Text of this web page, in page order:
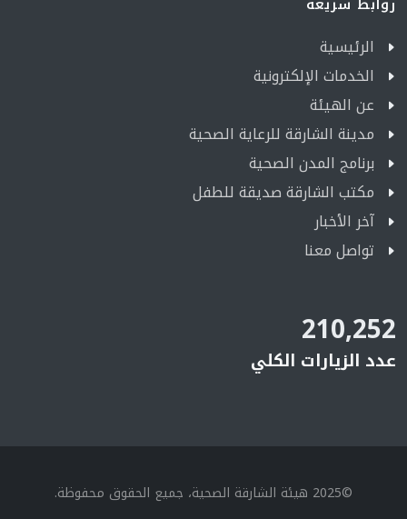
الرئيسية
الخدمات الإلكترونية
عن الهيئة
مدينة الشارقة للرعاية الصحية
برنامج المدن الصحية
مكتب الشارقة صديقة للطفل
آخر الأخبار
تواصل معنا
210,252
عدد الزيارات الكلي
©2025 هيئة الشارقة الصحية، جميع الحقوق محفوظة.